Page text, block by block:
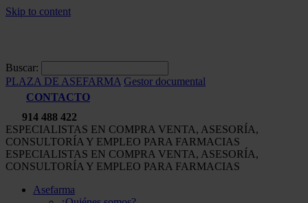
Skip to content
Buscar:
PLAZA DE ASEFARMA Gestor documental
CONTACTO
914 488 422
ESPECIALISTAS EN COMPRA VENTA, ASESORÍA,
CONSULTORÍA Y EMPLEO PARA FARMACIAS
ESPECIALISTAS EN COMPRA VENTA, ASESORÍA,
CONSULTORÍA Y EMPLEO PARA FARMACIAS
Asefarma